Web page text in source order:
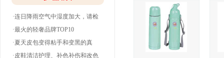
·连日降雨空气中湿度加大，请检
查下你的皮衣
·最火的轻奢品牌TOP10
·夏天皮包变得粘手和变黑的真
相！
·皮鞋清洁护理、补色补伤和改色